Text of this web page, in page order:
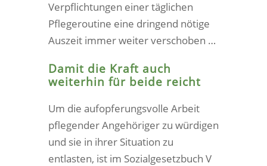
Verpflichtungen einer täglichen
Pflegeroutine eine dringend nötige
Auszeit immer weiter verschoben …
Damit die Kraft auch
weiterhin für beide reicht
Um die aufopferungsvolle Arbeit
pflegender Angehöriger zu würdigen
und sie in ihrer Situation zu
entlasten, ist im Sozialgesetzbuch V